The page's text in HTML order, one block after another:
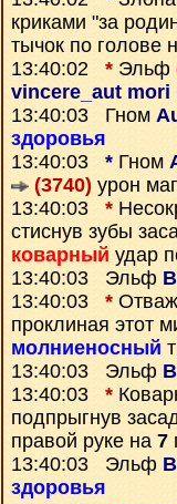
криками "за
тычок по голове
13:40:02 * Эльф
vincere_aut mori
13:40:03 Гном
здоровья
13:40:03 * Гном
(3740) урон
13:40:03 *
стиснув зубы
коварный удар
13:40:03 Эльф
13:40:03 *
проклиная этот
молниеносный
13:40:03 Эльф
13:40:03 *
подпрыгнув
правой руке на 7
13:40:03 Эльф
здоровья